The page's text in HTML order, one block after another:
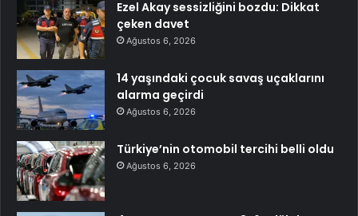
Ezel Akay sessizliğini bozdu: Dikkat
çeken davet
Ağustos 6, 2026
14 yaşındaki çocuk savaş uçaklarını
alarma geçirdi
Ağustos 6, 2026
Türkiye’nin otomobil tercihi belli oldu
Ağustos 6, 2026